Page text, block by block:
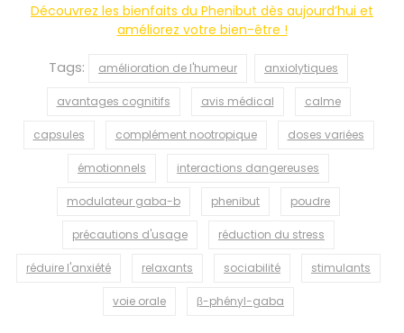
Découvrez les bienfaits du Phenibut dès aujourd’hui et
améliorez votre bien-être !
Tags: amélioration de l'humeur anxiolytiques
avantages cognitifs avis médical calme
capsules complément nootropique doses variées
émotionnels interactions dangereuses
modulateur gaba-b phenibut poudre
précautions d'usage réduction du stress
réduire l'anxiété relaxants sociabilité stimulants
voie orale β-phényl-gaba